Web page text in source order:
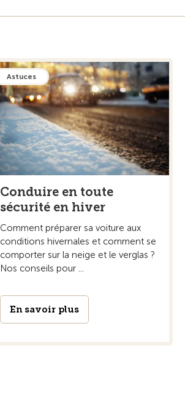
Astuces
Conduire en toute
sécurité en hiver
Comment préparer sa voiture aux
conditions hivernales et comment se
comporter sur la neige et le verglas ?
Nos conseils pour ...
En savoir plus